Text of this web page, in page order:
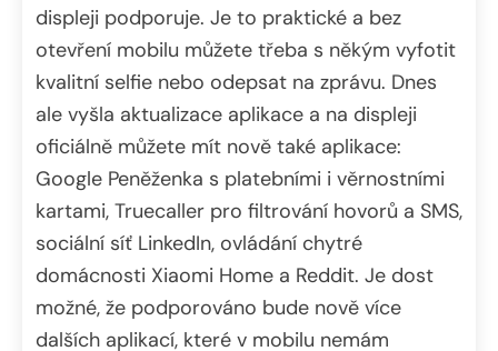
displeji podporuje. Je to praktické a bez
otevření mobilu můžete třeba s někým vyfotit
kvalitní selfie nebo odepsat na zprávu. Dnes
ale vyšla aktualizace aplikace a na displeji
oficiálně můžete mít nově také aplikace:
Google Peněženka s platebními i věrnostními
kartami, Truecaller pro filtrování hovorů a SMS,
sociální síť LinkedIn, ovládání chytré
domácnosti Xiaomi Home a Reddit. Je dost
možné, že podporováno bude nově více
dalších aplikací, které v mobilu nemám